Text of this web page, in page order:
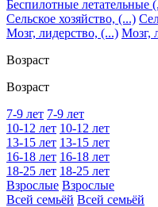
Беспилотные летательные
Сельское хозяйство, (...)
Мозг, лидерство, (...) Мозг,
Возраст
Возраст
7-9 лет 7-9 лет
10-12 лет 10-12 лет
13-15 лет 13-15 лет
16-18 лет 16-18 лет
18-25 лет 18-25 лет
Взрослые Взрослые
Всей семьёй Всей семьёй